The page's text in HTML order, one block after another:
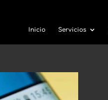
Inicio Servicios